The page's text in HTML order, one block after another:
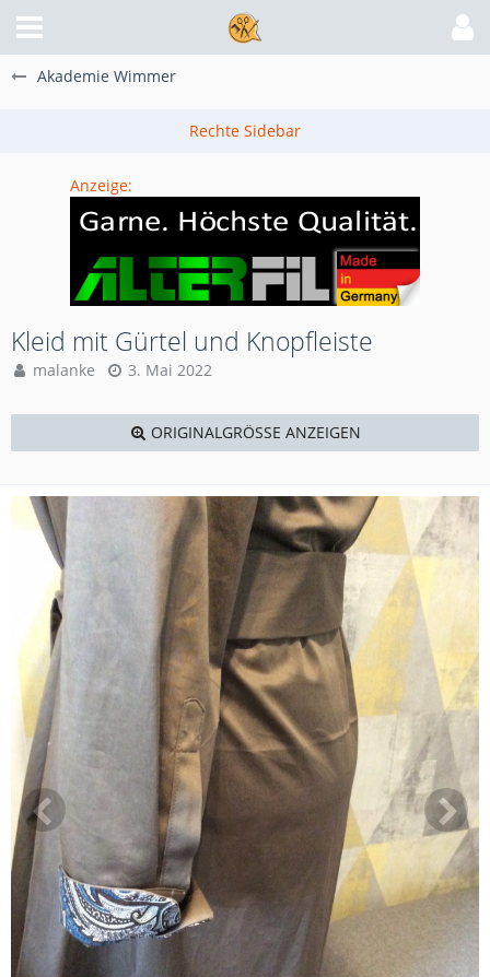
Akademie Wimmer
Anzeige:
Kleid mit Gürtel und Knopfleiste
malanke 3. Mai 2022
ORIGINALGRÖSSE ANZEIGEN